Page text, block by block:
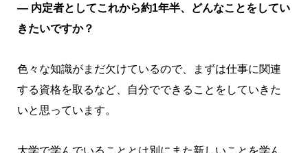
― 内定者としてこれから約1年半、どんなことをしてい
きたいですか？
色々な知識がまだ欠けているので、まずは仕事に関連
する資格を取るなど、自分でできることをしていきた
いと思っています。
大学で学んでいることとは別にまた新しいことを学ん